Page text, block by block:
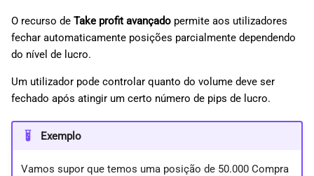
O recurso de Take profit avançado permite aos utilizadores
fechar automaticamente posições parcialmente dependendo
do nível de lucro.
Um utilizador pode controlar quanto do volume deve ser
fechado após atingir um certo número de pips de lucro.
Exemplo
Vamos supor que temos uma posição de 50.000 Compra